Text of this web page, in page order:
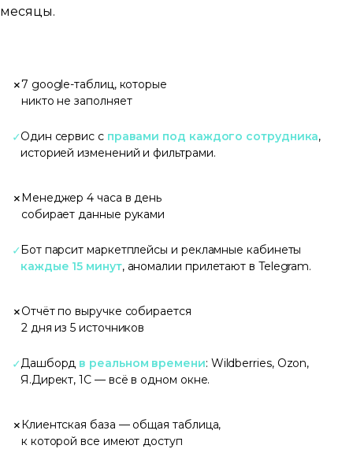
месяцы.
×7 google-таблиц, которые
никто не заполняет
✓Один сервис с правами под каждого сотрудника,
историей изменений и фильтрами.
×Менеджер 4 часа в день
собирает данные руками
✓Бот парсит маркетплейсы и рекламные кабинеты
каждые 15 минут, аномалии прилетают в Telegram.
×Отчёт по выручке собирается
2 дня из 5 источников
✓Дашборд в реальном времени: Wildberries, Ozon,
Я.Директ, 1С — всё в одном окне.
×Клиентская база — общая таблица,
к которой все имеют доступ